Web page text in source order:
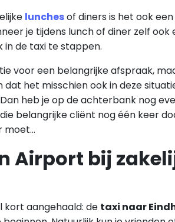
lunchesof diners is het ook
je tijdens lunch of diner zelf
in de taxi te stappen.
voor een belangrijke afspraak,
het misschien ook in deze
heb je op de achterbank nog
belangrijke cliënt nog één keer
moet…
Airport bij
kort aangehaald: de taxi naar